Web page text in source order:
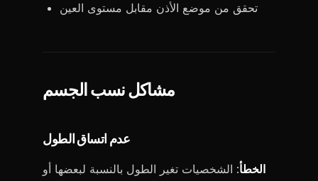
تحقق من موضع الأذن مقابل مستوى العين
مشاكل نسب الجسم
عدم اتساق الطول
الخطأ: الشخصيات تغير الطول بالنسبة لبعضها أو